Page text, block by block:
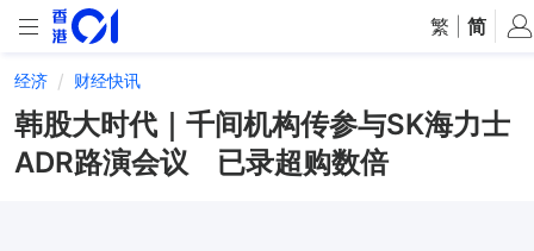
繁 简
经济 财经快讯
韩股大时代｜千间机构传参与SK海力士
ADR路演会议 已录超购数倍